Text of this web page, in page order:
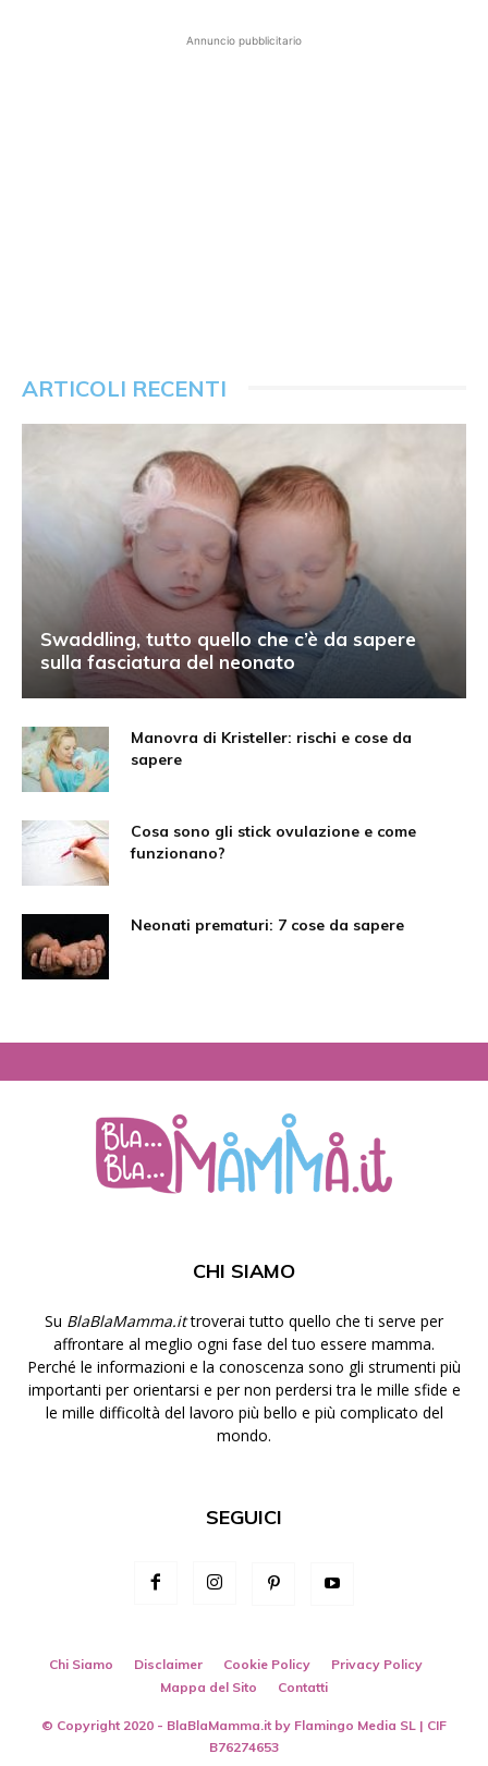
Annuncio pubblicitario
ARTICOLI RECENTI
Swaddling, tutto quello che c’è da sapere
sulla fasciatura del neonato
Manovra di Kristeller: rischi e cose da
sapere
Cosa sono gli stick ovulazione e come
funzionano?
Neonati prematuri: 7 cose da sapere
CHI SIAMO
Su BlaBlaMamma.ittroverai tutto quello che ti serve per
affrontare al meglio ogni fase del tuo essere mamma.
Perché le informazioni e la conoscenza sono gli strumenti più
importanti per orientarsi e per non perdersi tra le mille sfide e
le mille difficoltà del lavoro più bello e più complicato del
mondo.
SEGUICI
Chi Siamo Disclaimer Cookie Policy
Privacy Policy
Mappa del Sito
Contatti
© Copyright 2020 - BlaBlaMamma.it by Flamingo Media SL | CIF
B76274653